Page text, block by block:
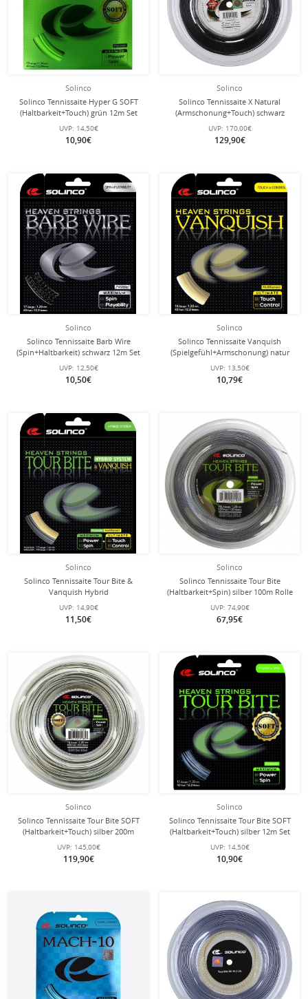
Solinco
Solinco Tennissaite Hyper G SOFT
(Haltbarkeit+Touch) grün 12m Set
UVP: 14,50€
10,90€
Solinco
Solinco Tennissaite X Natural
(Armschonung+Touch) schwarz
200m Rolle
UVP: 170,00€
129,90€
Solinco
Solinco Tennissaite Barb Wire
(Spin+Haltbarkeit) schwarz 12m Set
UVP: 12,50€
10,50€
Solinco
Solinco Tennissaite Vanquish
(Spielgefühl+Armschonung) natur
12m Set
UVP: 13,50€
10,79€
Solinco
Solinco Tennissaite Tour Bite &
Vanquish Hybrid
(Haltbarkeit+Komfort) 12m Set
UVP: 14,90€
11,50€
Solinco
Solinco Tennissaite Tour Bite
(Haltbarkeit+Spin) silber 100m Rolle
UVP: 74,90€
67,95€
Solinco
Solinco Tennissaite Tour Bite SOFT
(Haltbarkeit+Touch) silber 200m
Rolle
UVP: 145,00€
119,90€
Solinco
Solinco Tennissaite Tour Bite SOFT
(Haltbarkeit+Touch) silber 12m Set
UVP: 14,50€
10,90€